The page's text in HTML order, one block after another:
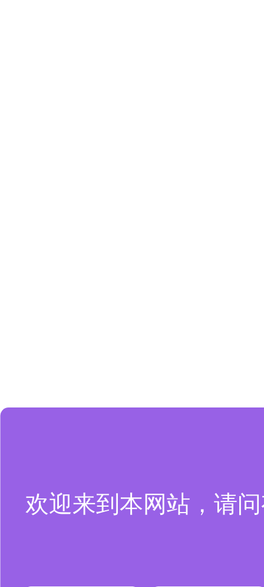
欢迎来到本网站，请